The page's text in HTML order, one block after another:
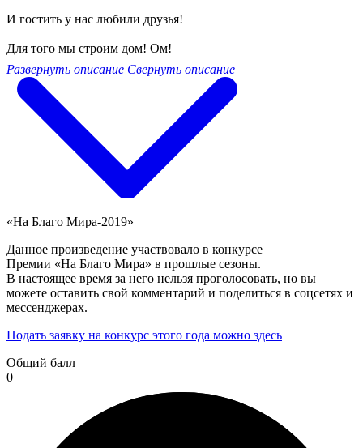
И гостить у нас любили друзья!
Для того мы строим дом! Ом!
Развернуть описание Свернуть описание
«На Благо Мира-2019»
Данное произведение участвовало в конкурсе
Премии «На Благо Мира» в прошлые сезоны.
В настоящее время за него нельзя проголосовать, но вы
можете оставить свой комментарий и поделиться в соцсетях и
мессенджерах.
Подать заявку на конкурс этого года можно здесь
Общий балл
0